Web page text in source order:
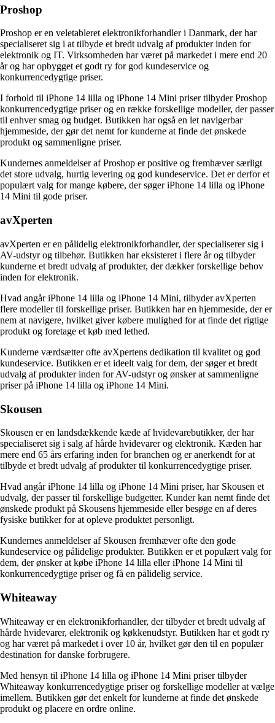
Proshop
Proshop er en veletableret elektronikforhandler i Danmark, der har
specialiseret sig i at tilbyde et bredt udvalg af produkter inden for
elektronik og IT. Virksomheden har været på markedet i mere end 20
år og har opbygget et godt ry for god kundeservice og
konkurrencedygtige priser.
I forhold til iPhone 14 lilla og iPhone 14 Mini priser tilbyder Proshop
konkurrencedygtige priser og en række forskellige modeller, der passer
til enhver smag og budget. Butikken har også en let navigerbar
hjemmeside, der gør det nemt for kunderne at finde det ønskede
produkt og sammenligne priser.
Kundernes anmeldelser af Proshop er positive og fremhæver særligt
det store udvalg, hurtig levering og god kundeservice. Det er derfor et
populært valg for mange købere, der søger iPhone 14 lilla og iPhone
14 Mini til gode priser.
avXperten
avXperten er en pålidelig elektronikforhandler, der specialiserer sig i
AV-udstyr og tilbehør. Butikken har eksisteret i flere år og tilbyder
kunderne et bredt udvalg af produkter, der dækker forskellige behov
inden for elektronik.
Hvad angår iPhone 14 lilla og iPhone 14 Mini, tilbyder avXperten
flere modeller til forskellige priser. Butikken har en hjemmeside, der er
nem at navigere, hvilket giver købere mulighed for at finde det rigtige
produkt og foretage et køb med lethed.
Kunderne værdsætter ofte avXpertens dedikation til kvalitet og god
kundeservice. Butikken er et ideelt valg for dem, der søger et bredt
udvalg af produkter inden for AV-udstyr og ønsker at sammenligne
priser på iPhone 14 lilla og iPhone 14 Mini.
Skousen
Skousen er en landsdækkende kæde af hvidevarebutikker, der har
specialiseret sig i salg af hårde hvidevarer og elektronik. Kæden har
mere end 65 års erfaring inden for branchen og er anerkendt for at
tilbyde et bredt udvalg af produkter til konkurrencedygtige priser.
Hvad angår iPhone 14 lilla og iPhone 14 Mini priser, har Skousen et
udvalg, der passer til forskellige budgetter. Kunder kan nemt finde det
ønskede produkt på Skousens hjemmeside eller besøge en af deres
fysiske butikker for at opleve produktet personligt.
Kundernes anmeldelser af Skousen fremhæver ofte den gode
kundeservice og pålidelige produkter. Butikken er et populært valg for
dem, der ønsker at købe iPhone 14 lilla eller iPhone 14 Mini til
konkurrencedygtige priser og få en pålidelig service.
Whiteaway
Whiteaway er en elektronikforhandler, der tilbyder et bredt udvalg af
hårde hvidevarer, elektronik og køkkenudstyr. Butikken har et godt ry
og har været på markedet i over 10 år, hvilket gør den til en populær
destination for danske forbrugere.
Med hensyn til iPhone 14 lilla og iPhone 14 Mini priser tilbyder
Whiteaway konkurrencedygtige priser og forskellige modeller at vælge
imellem. Butikken gør det enkelt for kunderne at finde det ønskede
produkt og placere en ordre online.